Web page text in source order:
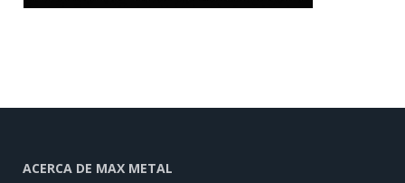
ACERCA DE MAX METAL